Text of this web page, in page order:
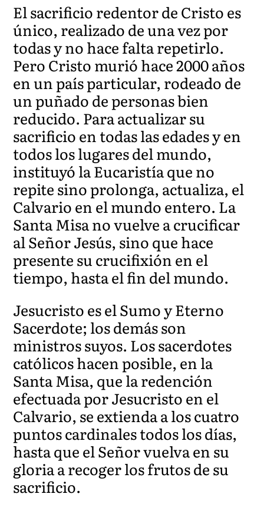
El sacrificio redentor de Cristo es
único, realizado de una vez por
todas y no hace falta repetirlo.
Pero Cristo murió hace 2000 años
en un país particular, rodeado de
un puñado de personas bien
reducido. Para actualizar su
sacrificio en todas las edades y en
todos los lugares del mundo,
instituyó la Eucaristía que no
repite sino prolonga, actualiza, el
Calvario en el mundo entero. La
Santa Misa no vuelve a crucificar
al Señor Jesús, sino que hace
presente su crucifixión en el
tiempo, hasta el fin del mundo.
Jesucristo es el Sumo y Eterno
Sacerdote; los demás son
ministros suyos. Los sacerdotes
católicos hacen posible, en la
Santa Misa, que la redención
efectuada por Jesucristo en el
Calvario, se extienda a los cuatro
puntos cardinales todos los días,
hasta que el Señor vuelva en su
gloria a recoger los frutos de su
sacrificio.